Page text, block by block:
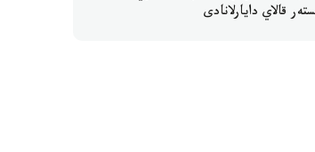
قالاي دايارلانادى